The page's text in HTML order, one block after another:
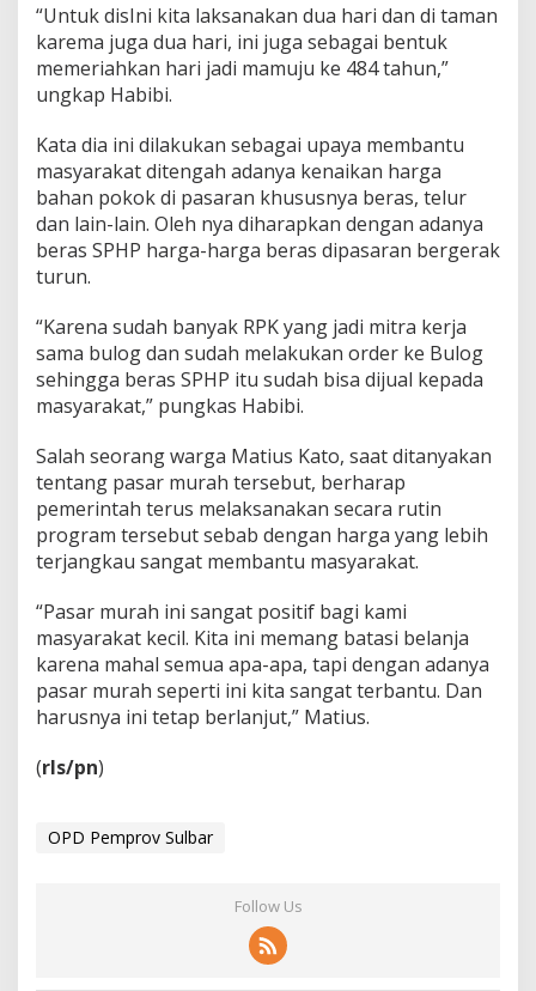
l
b
a
d
i
S
o
W
a
r
g
a
“Untuk disIni kita laksanakan dua hari dan di taman
karema juga dua hari, ini juga sebagai bentuk
memeriahkan hari jadi mamuju ke 484 tahun,”
ungkap Habibi.
Kata dia ini dilakukan sebagai upaya membantu
masyarakat ditengah adanya kenaikan harga
bahan pokok di pasaran khususnya beras, telur
dan lain-lain. Oleh nya diharapkan dengan adanya
beras SPHP harga-harga beras dipasaran bergerak
turun.
“Karena sudah banyak RPK yang jadi mitra kerja
sama bulog dan sudah melakukan order ke Bulog
sehingga beras SPHP itu sudah bisa dijual kepada
masyarakat,” pungkas Habibi.
Salah seorang warga Matius Kato, saat ditanyakan
tentang pasar murah tersebut, berharap
pemerintah terus melaksanakan secara rutin
program tersebut sebab dengan harga yang lebih
terjangkau sangat membantu masyarakat.
“Pasar murah ini sangat positif bagi kami
masyarakat kecil. Kita ini memang batasi belanja
karena mahal semua apa-apa, tapi dengan adanya
pasar murah seperti ini kita sangat terbantu. Dan
harusnya ini tetap berlanjut,” Matius.
(rls/pn)
OPD Pemprov Sulbar
Follow Us